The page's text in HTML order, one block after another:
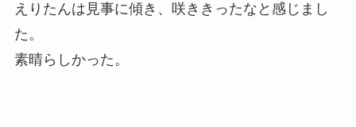
えりたんは見事に傾き、咲ききったなと感じまし
た。
素晴らしかった。